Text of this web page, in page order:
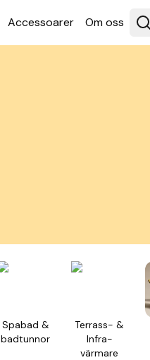
Acces­soarer Om oss
Spabad &
bad­tunnor
Terrass- &
Infra­
värmare